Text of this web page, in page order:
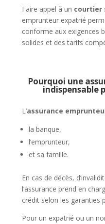
Faire appel à un courtier
emprunteur expatrié
conforme aux exigences
solides et des tarifs
Pourquoi une
indispensable
L’assurance
la banque,
l’emprunteur,
et sa famille.
En cas de décès,
l’assurance prend en
crédit selon les garanties
Pour un expatrié ou un